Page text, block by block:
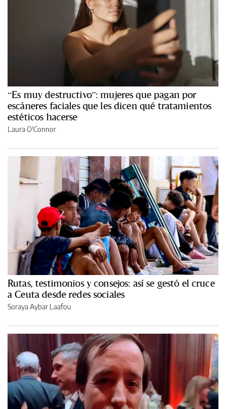
“Es muy destructivo”: mujeres que pagan por
escáneres faciales que les dicen qué tratamientos
estéticos hacerse
Laura O'Connor
Rutas, testimonios y consejos: así se gestó el cruce
a Ceuta desde redes sociales
Soraya Aybar Laafou